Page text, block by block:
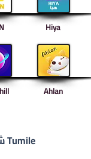
Hiya
Ahlan
شحن مباشر Tumile